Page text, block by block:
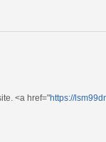
<a href="https://